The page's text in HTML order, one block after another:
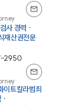
사 경력 ·
재산권전문
2950
이트칼라범죄
·